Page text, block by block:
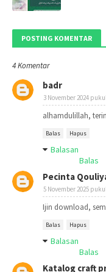
POSTING KOMENTAR
4 Komentar
badr
3 November 2024
alhamdulillah,
Balas Hapus
Balasan
Balas
Pecinta
5 November 2025
Ijin download,
Balas Hapus
Balasan
Balas
Katalog craft